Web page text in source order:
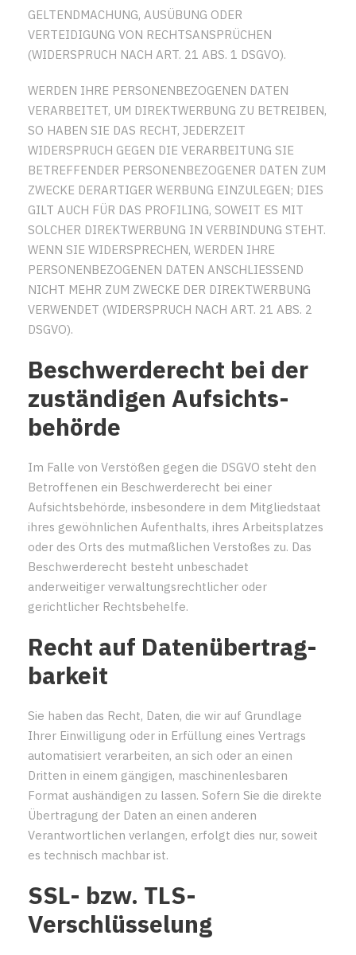
GELTENDMACHUNG, AUSÜBUNG ODER
VERTEIDIGUNG VON RECHTSANSPRÜCHEN
(WIDERSPRUCH NACH ART. 21 ABS. 1 DSGVO).
WERDEN IHRE PERSONENBEZOGENEN DATEN
VERARBEITET, UM DIREKTWERBUNG ZU BETREIBEN,
SO HABEN SIE DAS RECHT, JEDERZEIT
WIDERSPRUCH GEGEN DIE VERARBEITUNG SIE
BETREFFENDER PERSONENBEZOGENER DATEN ZUM
ZWECKE DERARTIGER WERBUNG EINZULEGEN; DIES
GILT AUCH FÜR DAS PROFILING, SOWEIT ES MIT
SOLCHER DIREKTWERBUNG IN VERBINDUNG STEHT.
WENN SIE WIDERSPRECHEN, WERDEN IHRE
PERSONENBEZOGENEN DATEN ANSCHLIESSEND
NICHT MEHR ZUM ZWECKE DER DIREKTWERBUNG
VERWENDET (WIDERSPRUCH NACH ART. 21 ABS. 2
DSGVO).
Beschwerde­recht bei der
zuständigen Aufsichts­
behörde
Im Falle von Verstößen gegen die DSGVO steht den
Betroffenen ein Beschwerderecht bei einer
Aufsichtsbehörde, insbesondere in dem Mitgliedstaat
ihres gewöhnlichen Aufenthalts, ihres Arbeitsplatzes
oder des Orts des mutmaßlichen Verstoßes zu. Das
Beschwerderecht besteht unbeschadet
anderweitiger verwaltungsrechtlicher oder
gerichtlicher Rechtsbehelfe.
Recht auf Daten­übertrag­
barkeit
Sie haben das Recht, Daten, die wir auf Grundlage
Ihrer Einwilligung oder in Erfüllung eines Vertrags
automatisiert verarbeiten, an sich oder an einen
Dritten in einem gängigen, maschinenlesbaren
Format aushändigen zu lassen. Sofern Sie die direkte
Übertragung der Daten an einen anderen
Verantwortlichen verlangen, erfolgt dies nur, soweit
es technisch machbar ist.
SSL- bzw. TLS-
Verschlüsselung